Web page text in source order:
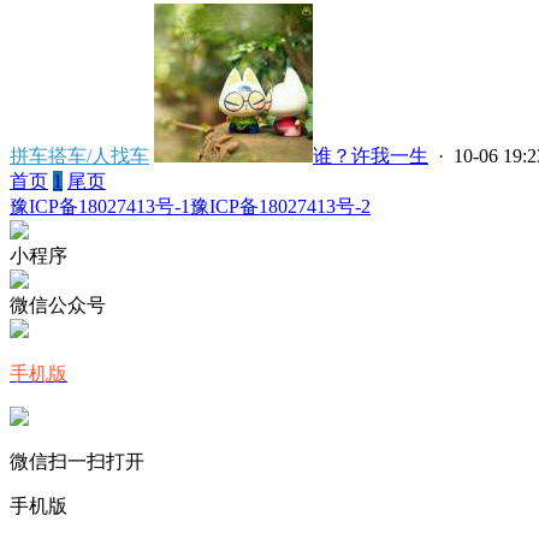
拼车搭车/人找车 谁？许我一生 · 10-06
首页 1 尾页
豫ICP备18027413号-1豫ICP备18027413号-2
小程序
微信公众号
手机版
微信扫一扫打开
手机版